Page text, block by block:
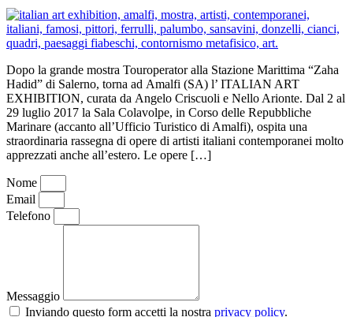
Dopo la grande mostra Touroperator alla Stazione Marittima “Zaha
Hadid” di Salerno, torna ad Amalfi (SA) l’ ITALIAN ART
EXHIBITION, curata da Angelo Criscuoli e Nello Arionte. Dal 2 al
29 luglio 2017 la Sala Colavolpe, in Corso delle Repubbliche
Marinare (accanto all’Ufficio Turistico di Amalfi), ospita una
straordinaria rassegna di opere di artisti italiani contemporanei molto
apprezzati anche all’estero. Le opere […]
Nome
Email
Telefono
Messaggio
Inviando questo form accetti la nostra privacy policy.